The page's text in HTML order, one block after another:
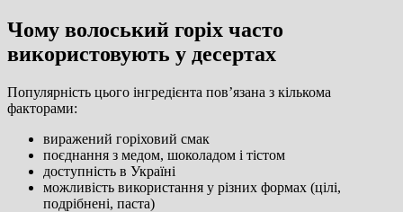
Чому волоський горіх часто
використовують у десертах
Популярність цього інгредієнта пов’язана з кількома
факторами:
виражений горіховий смак
поєднання з медом, шоколадом і тістом
доступність в Україні
можливість використання у різних формах (цілі,
подрібнені, паста)